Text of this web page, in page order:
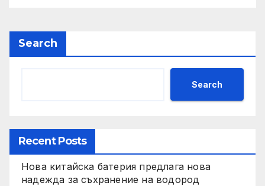
Search
Search
Recent Posts
Нова китайска батерия предлага нова
надежда за съхранение на водород